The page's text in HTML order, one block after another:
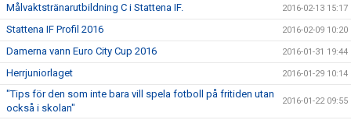
Målvaktstränarutbildning C i Stattena IF. 2016-02-13 15:17
Stattena IF Profil 2016 2016-02-09 10:20
Damerna vann Euro City Cup 2016 2016-01-31 19:44
Herrjuniorlaget 2016-01-29 10:14
"Tips för den som inte bara vill spela fotboll på fritiden utan
också i skolan"
2016-01-22 09:55